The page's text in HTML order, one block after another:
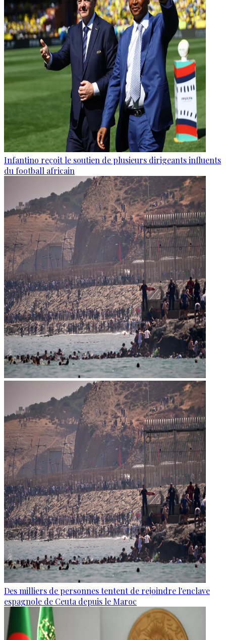
Infantino reçoit le soutien de plusieurs dirigeants influents
du football africain
Des milliers de personnes tentent de rejoindre l'enclave
espagnole de Ceuta depuis le Maroc